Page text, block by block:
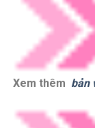
Xem thêm bản